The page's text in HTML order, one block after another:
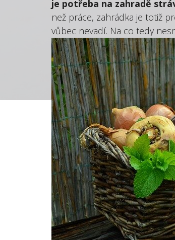
je potřeba na zahradě
než práce, zahrádka je totiž
vůbec nevadí. Na co tedy